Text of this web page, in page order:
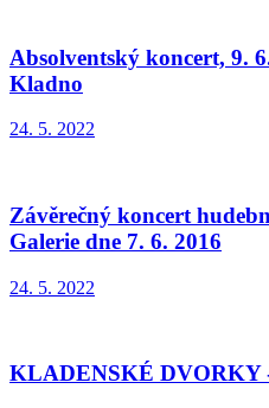
Absolventský koncert, 9.
Kladno
24. 5. 2022
Závěrečný koncert
Galerie dne 7. 6. 2016
24. 5. 2022
KLADENSKÉ DVORKY